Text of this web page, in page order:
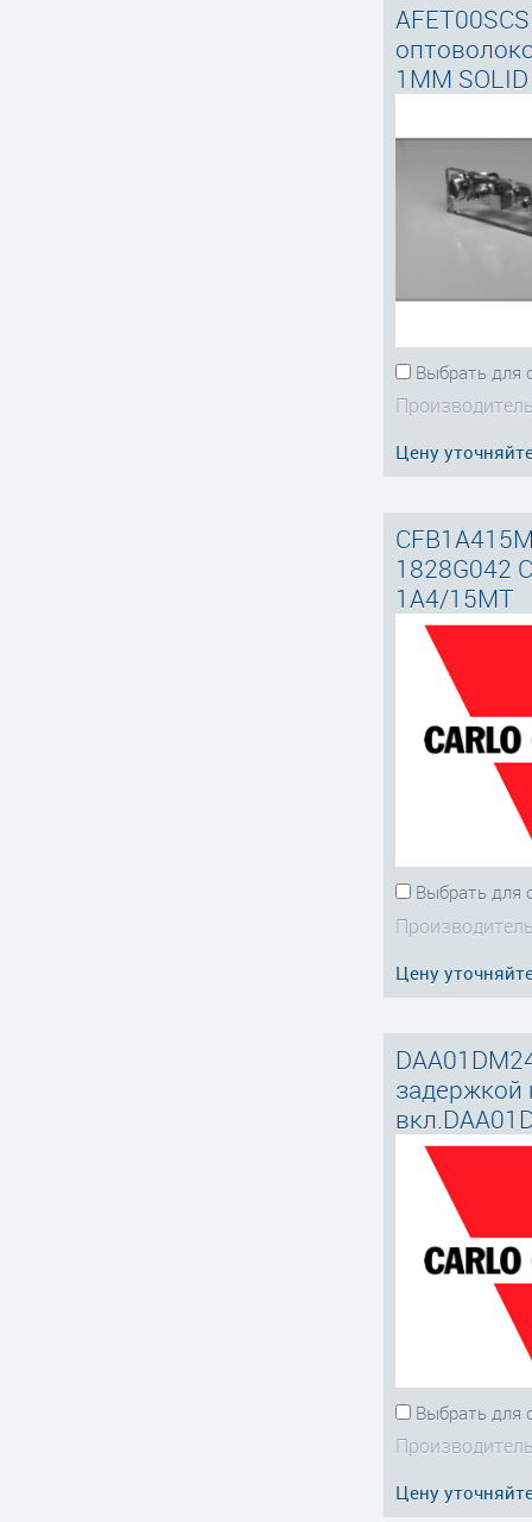
1MM
Выбрать для
Цену
1828G042
1A4/15MT
Выбрать для
Цену
задержкой
Выбрать для
Цену